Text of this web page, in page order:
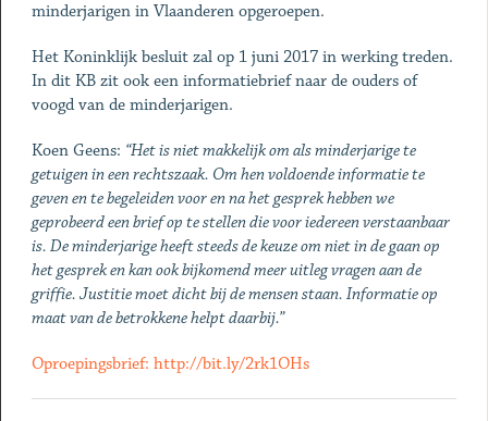
minderjarigen in Vlaanderen opgeroepen.
Het Koninklijk besluit zal op 1 juni 2017 in werking treden.
In dit KB zit ook een informatiebrief naar de ouders of
voogd van de minderjarigen.
Koen Geens: “Het is niet makkelijk om als minderjarige te
getuigen in een rechtszaak. Om hen voldoende informatie te
geven en te begeleiden voor en na het gesprek hebben we
geprobeerd een brief op te stellen die voor iedereen verstaanbaar
is. De minderjarige heeft steeds de keuze om niet in de gaan op
het gesprek en kan ook bijkomend meer uitleg vragen aan de
griffie. Justitie moet dicht bij de mensen staan. Informatie op
maat van de betrokkene helpt daarbij.”
Oproepingsbrief: http://bit.ly/2rk1OHs